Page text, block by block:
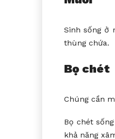
Sinh sống ở
thùng chứa.
Bọ chét
Chúng cần
Bọ chét
khả năng